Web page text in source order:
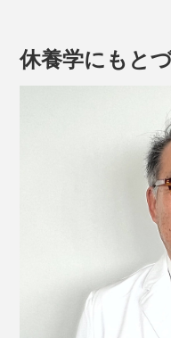
＜ハーブ＆精油＞
11種の植物エキスと
ほぐれていきます。
休養学にもと